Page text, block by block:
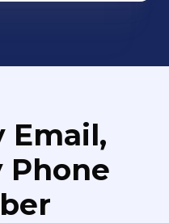
Email,
Phone